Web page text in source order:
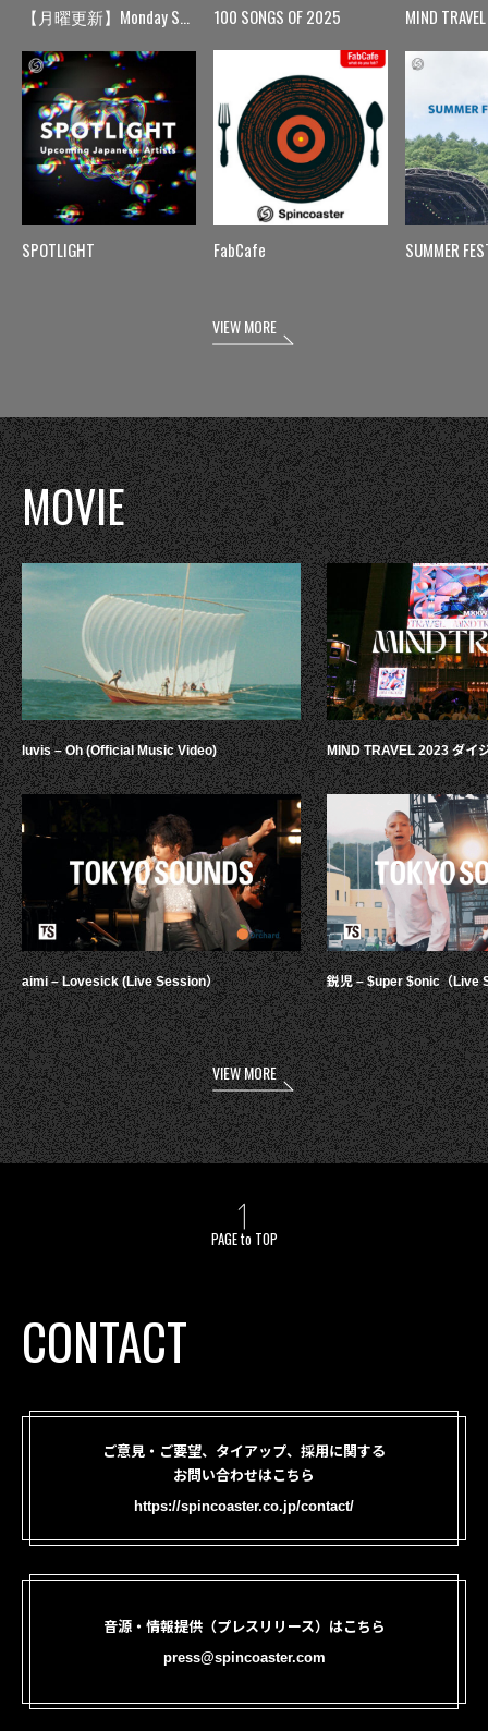
【月曜更新】Monday Spin
SPOTLIGHT
100 SONGS OF 2025
FabCafe
MIND TRAVEL
SUMMER
VIEW MORE
MOVIE
luvis – Oh (Official Music Video)
aimi – Lovesick (Live Session）
MIND TRAVEL 2023 ダイ
鋭児 – $uper $onic（Live
VIEW MORE
PAGE to TOP
CONTACT
ご意見・ご要望、タイアップ、採用に関する
お問い合わせはこちら
https://spincoaster.co.jp/contact/
音源・情報提供（プレスリリース）はこちら
press@spincoaster.com